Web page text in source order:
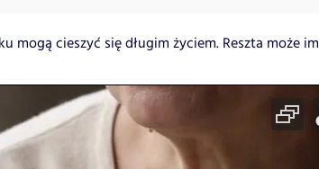
mogą cieszyć się długim życiem. Reszta może im